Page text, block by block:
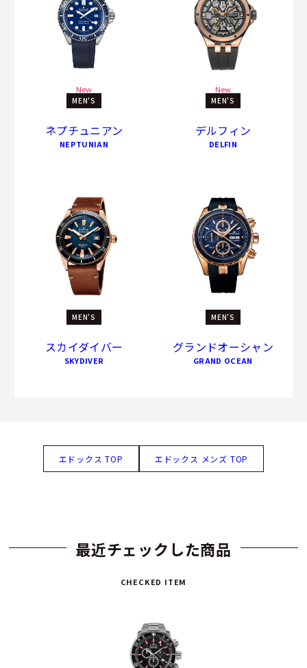
New
MEN'S
ネプチュニアン
NEPTUNIAN
New
MEN'S
デルフィン
DELFIN
MEN'S
スカイダイバー
SKYDIVER
MEN'S
グランドオーシャン
GRAND OCEAN
エドックス TOP エドックス メンズ TOP
最近チェックした商品
CHECKED ITEM